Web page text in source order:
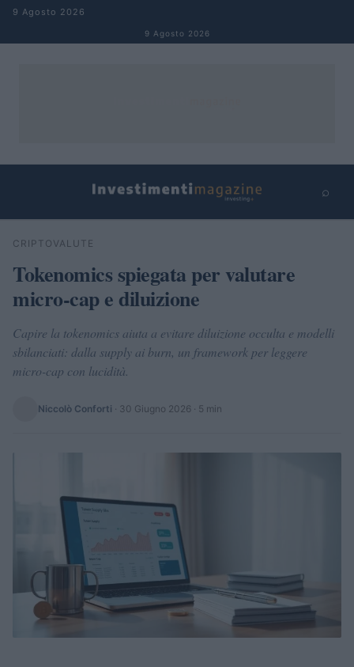
Salta al contenuto
9 Agosto 2026
9 Agosto 2026
⌕
Cerca
CRIPTOVALUTE
Tokenomics spiegata per valutare
micro-cap e diluizione
Capire la tokenomics aiuta a evitare diluizione occulta e modelli
sbilanciati: dalla supply ai burn, un framework per leggere
micro-cap con lucidità.
Niccolò Conforti · 30 Giugno 2026 · 5 min